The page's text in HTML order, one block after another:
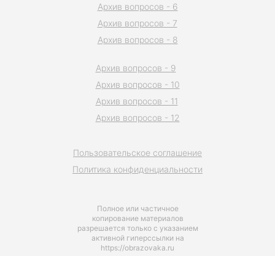
Полное или частичное
копирование материалов
разрешается только с указанием
активной гиперссылки на
https://obrazovaka.ru
Пользовательское соглашение
Политика конфиденциальности
Архив вопросов - 6
Архив вопросов - 7
Архив вопросов - 8
Архив вопросов - 9
Архив вопросов - 10
Архив вопросов - 11
Архив вопросов - 12